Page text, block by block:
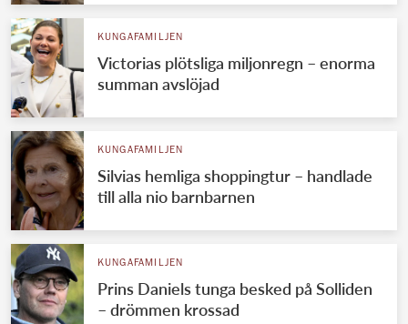
KUNGAFAMILJEN
Victorias plötsliga miljonregn – enorma
summan avslöjad
KUNGAFAMILJEN
Silvias hemliga shoppingtur – handlade
till alla nio barnbarnen
KUNGAFAMILJEN
Prins Daniels tunga besked på Solliden
– drömmen krossad